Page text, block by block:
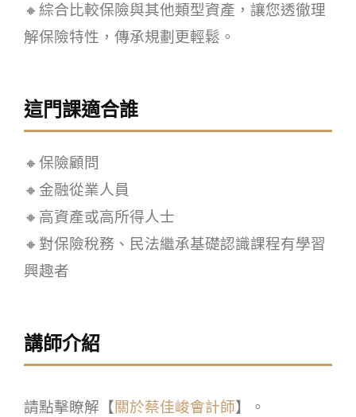
🔸綜合比較保險與其他類型資產，讓您透徹理
解保險特性，傳承規劃更輕鬆。
這門課適合誰
🔸保險顧問
🔸金融從業人員
🔸高資產或高所得人士
🔸對保險稅務、民法繼承基礎認識課程有學習
興趣者
講師介紹
請點擊瞭解【 關於蔡佳峻會計師】。